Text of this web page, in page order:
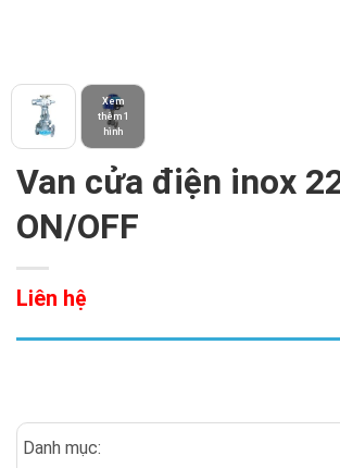
Xem
thêm 1
hình
Van cửa điện inox
ON/OFF
Liên hệ
Danh mục: